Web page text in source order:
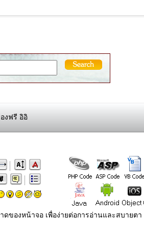
งฟรี อิอิ
ของหน้าจอ เพื่อง่ายต่อการอ่านและสบายต